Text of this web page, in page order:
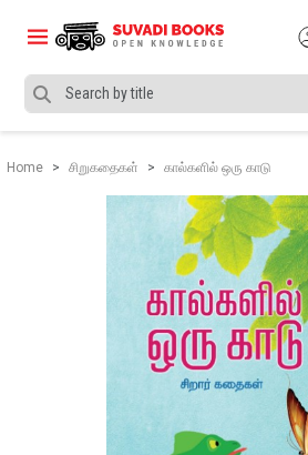
Home சிறுகதைகள் கால்களில் ஒரு காடு